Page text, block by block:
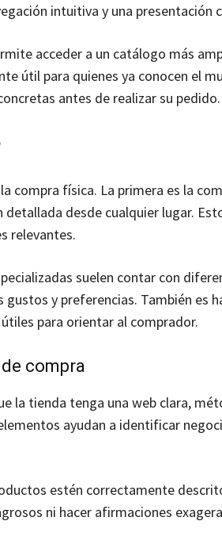
intuitiva y una presentación
acceder a un catálogo más
útil para quienes ya conocen el
antes de realizar su pedido.
compra física. La primera es la
desde cualquier lugar.
relevantes.
suelen contar con
y preferencias. También es
para orientar al comprador.
compra
la tienda tenga una web clara,
ayudan a identificar
estén correctamente
ni hacer afirmaciones